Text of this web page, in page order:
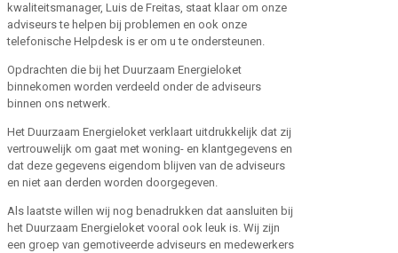
kwaliteitsmanager, Luis de Freitas, staat klaar om onze
adviseurs te helpen bij problemen en ook onze
telefonische Helpdesk is er om u te ondersteunen.
Opdrachten die bij het Duurzaam Energieloket
binnekomen worden verdeeld onder de adviseurs
binnen ons netwerk.
Het Duurzaam Energieloket verklaart uitdrukkelijk dat zij
vertrouwelijk om gaat met woning- en klantgegevens en
dat deze gegevens eigendom blijven van de adviseurs
en niet aan derden worden doorgegeven.
Als laatste willen wij nog benadrukken dat aansluiten bij
het Duurzaam Energieloket vooral ook leuk is. Wij zijn
een groep van gemotiveerde adviseurs en medewerkers